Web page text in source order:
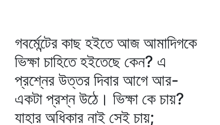
গবর্মেন্টের কাছ হইতে আজ আমাদিগকে
ভিক্ষা চাহিতে হইতেছে কেন? এ
প্রশ্নের উত্তর দিবার আগে আর-
একটা প্রশ্ন উঠে। ভিক্ষা কে চায়?
যাহার অধিকার নাই সেই চায়;